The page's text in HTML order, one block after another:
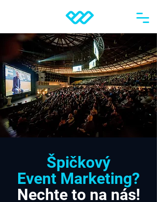
Špičkový
Event Marketing?
Nechte to na nás!